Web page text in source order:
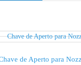
de Aperto para